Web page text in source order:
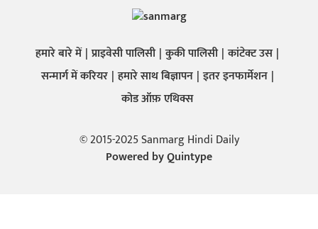
हमारे बारे में प्राइवेसी पालिसी कुकी पालिसी कांटेक्ट उस
सन्मार्ग में करियर हमारे साथ बिज्ञापन इतर इनफार्मेशन
कोड ऑफ़ एथिक्स
© 2015-2025 Sanmarg Hindi Daily
Powered byQuintype